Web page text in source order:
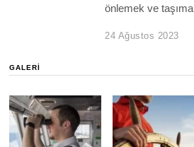
önlemek ve taşıma
24 Ağustos 2023
GALERI